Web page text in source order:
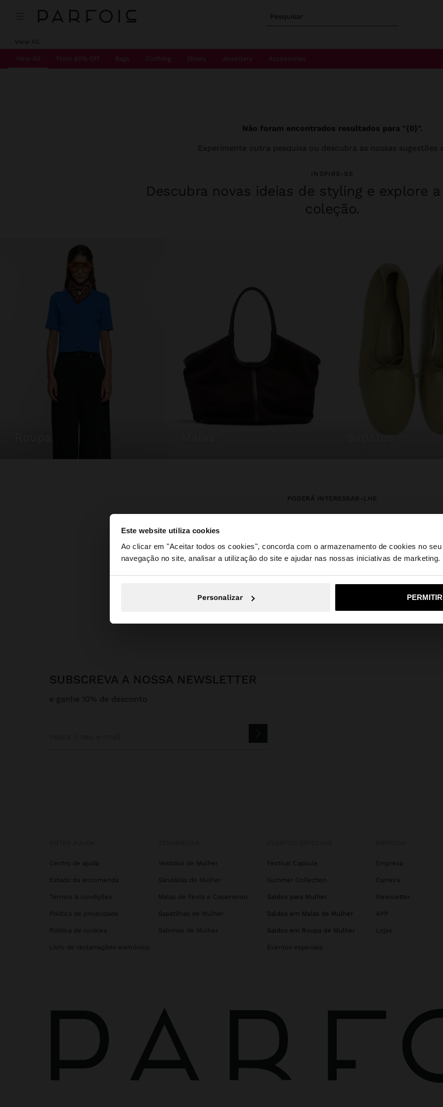
Este website utiliza cookies
Ao clicar em "Aceitar todos os cookies", concorda com o armazenamento de cookies no
navegação no site, analisar a utilização do site e ajudar nas nossas iniciativas de marketing.
Personalizar
Pesquisar
olá
Está a aceder ao site a partir de Portugal. Deseja navegar no nosso site
Sim,
View All
View All From 60% Off Bags Clothing Shoes Jewellery Accessories
Não foram encontrados resultados para "{0}".
Experimente outra pesquisa ou descubra as nossas sugestões
INSPIRE-SE
Descubra novas ideias de styling e explore
coleção.
PODERÁ INTERESSAR-LHE
Relógios
Personalizáveis Acessórios
SUBSCREVA A NOSSA NEWSLETTER
e ganhe 10% de desconto
Centro de ajuda
Estado da encomenda
Termos & condições
Política de privacidade
Política de cookies
Livro de reclamações eletrónico
Vestidos de Mulher
Sandálias de Mulher
Malas de Festa e Casamento
Sapatilhas de Mulher
Sabrinas de Mulher
Festival Capsule
Summer Collection
Saldos para Mulher
Saldos em Malas de Mulher
Saldos em Roupa de Mulher
Eventos especiais
Empresa
Carreira
Newsletter
APP
Lojas